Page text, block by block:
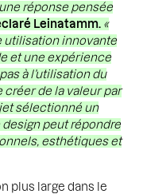
réponse pensée
Leinatamm. «
utilisation innovante
et une expérience
à l’utilisation du
de la valeur par
sélectionné un
peut répondre
esthétiques et
plus large dans le